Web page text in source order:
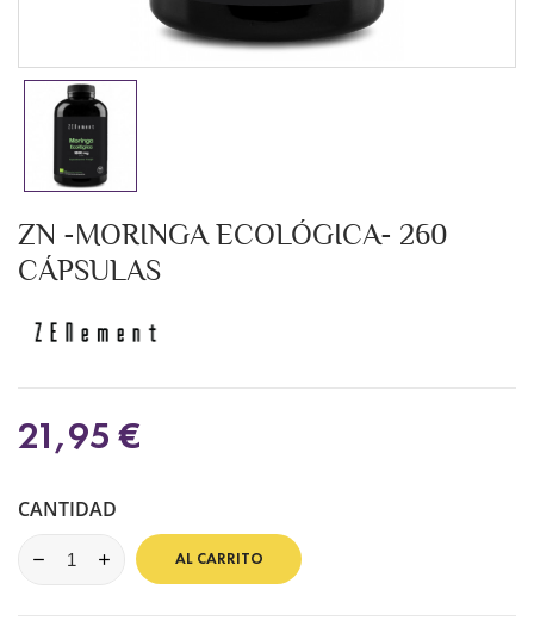
ZN -MORINGA ECOLÓGICA- 260
CÁPSULAS
21,95 €
CANTIDAD
AL CARRITO